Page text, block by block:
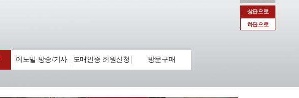
상단으로
하단으로
이노빌 방송/기사 도매인증 회원신청 방문구매